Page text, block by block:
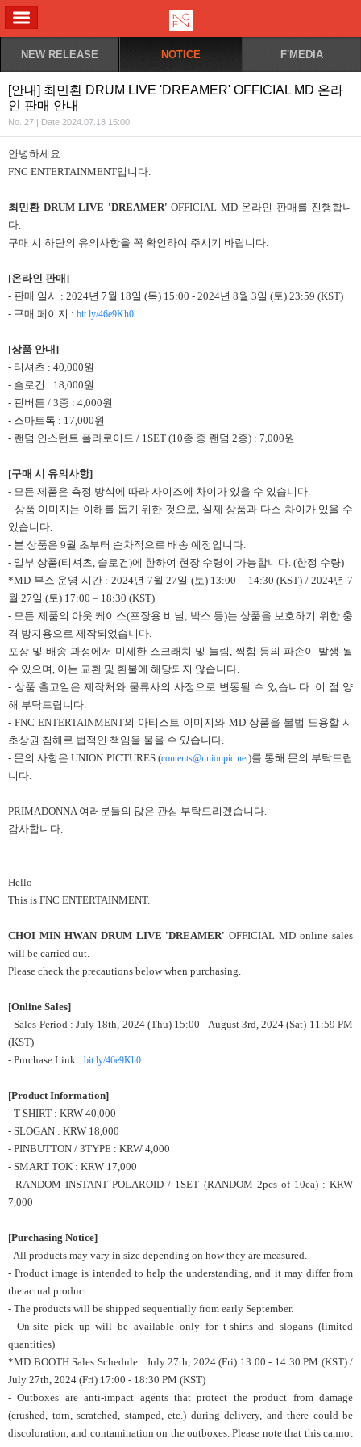
NEW RELEASE NOTICE F'MEDIA
[안내] 최민환 DRUM LIVE 'DREAMER' OFFICIAL MD 온라
인 판매 안내
No. 27 | Date 2024.07.18 15:00
안녕하세요.
FNC ENTERTAINMENT입니다.
최민환 DRUM LIVE 'DREAMER' OFFICIAL MD 온라인 판매를 진행합니
다.
구매 시 하단의 유의사항을 꼭 확인하여 주시기 바랍니다.
[온라인 판매]
- 판매 일시 : 2024년 7월 18일 (목) 15:00 - 2024년 8월 3일 (토) 23:59 (KST)
- 구매 페이지 : bit.ly/46e9Kh0
[상품 안내]
- 티셔츠 : 40,000원
- 슬로건 : 18,000원
- 핀버튼 / 3종 : 4,000원
- 스마트톡 : 17,000원
- 랜덤 인스턴트 폴라로이드 / 1SET (10종 중 랜덤 2종) : 7,000원
[구매 시 유의사항]
- 모든 제품은 측정 방식에 따라 사이즈에 차이가 있을 수 있습니다.
- 상품 이미지는 이해를 돕기 위한 것으로, 실제 상품과 다소 차이가 있을 수
있습니다.
- 본 상품은 9월 초부터 순차적으로 배송 예정입니다.
- 일부 상품(티셔츠, 슬로건)에 한하여 현장 수령이 가능합니다. (한정 수량)
*MD 부스 운영 시간 : 2024년 7월 27일 (토) 13:00 – 14:30 (KST) / 2024년 7
월 27일 (토) 17:00 – 18:30 (KST)
- 모든 제품의 아웃 케이스(포장용 비닐, 박스 등)는 상품을 보호하기 위한 충
격 방지용으로 제작되었습니다.
포장 및 배송 과정에서 미세한 스크래치 및 눌림, 찍힘 등의 파손이 발생 될
수 있으며, 이는 교환 및 환불에 해당되지 않습니다.
- 상품 출고일은 제작처와 물류사의 사정으로 변동될 수 있습니다. 이 점 양
해 부탁드립니다.
- FNC ENTERTAINMENT의 아티스트 이미지와 MD 상품을 불법 도용할 시
초상권 침해로 법적인 책임을 물을 수 있습니다.
- 문의 사항은 UNION PICTURES (contents@unionpic.net)를 통해 문의 부탁드립
니다.
PRIMADONNA 여러분들의 많은 관심 부탁드리겠습니다.
감사합니다.
Hello
This is FNC ENTERTAINMENT.
CHOI MIN HWAN DRUM LIVE 'DREAMER' OFFICIAL MD online sales
will be carried out.
Please check the precautions below when purchasing.
[Online Sales]
- Sales Period : July 18th, 2024 (Thu) 15:00 - August 3rd, 2024 (Sat) 11:59 PM
(KST)
- Purchase Link : bit.ly/46e9Kh0
[Product Information]
- T-SHIRT : KRW 40,000
- SLOGAN : KRW 18,000
- PINBUTTON / 3TYPE : KRW 4,000
- SMART TOK : KRW 17,000
- RANDOM INSTANT POLAROID / 1SET (RANDOM 2pcs of 10ea) : KRW
7,000
[Purchasing Notice]
- All products may vary in size depending on how they are measured.
- Product image is intended to help the understanding, and it may differ from
the actual product.
- The products will be shipped sequentially from early September.
- On-site pick up will be available only for t-shirts and slogans (limited
quantities)
*MD BOOTH Sales Schedule : July 27th, 2024 (Fri) 13:00 - 14:30 PM (KST) /
July 27th, 2024 (Fri) 17:00 - 18:30 PM (KST)
- Outboxes are anti-impact agents that protect the product from damage
(crushed, torn, scratched, stamped, etc.) during delivery, and there could be
discoloration, and contamination on the outboxes. Please note that this cannot